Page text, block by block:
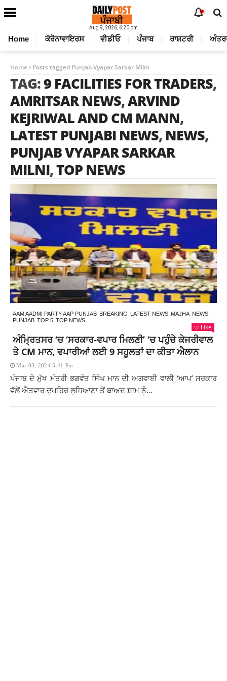
Aug 9, 2026, 6:20 pm
Home ਕੋਰੋਨਾਵਾਇਰਸ ਵੀਡੀਓ ਪੰਜਾਬ ਰਾਸ਼ਟਰੀ
Home Posts tagged Punjab Vyapar Sarkar Milni
TAG:9 FACILITIES FOR TRADERS,
AMRITSAR NEWS,ARVIND
KEJRIWAL AND CM MANN,
LATEST PUNJABI NEWS, NEWS,
PUNJAB VYAPAR SARKAR
MILNI,TOP NEWS
AAM AADMI PARTY AAP PUNJAB BREAKING LATEST NEWS MAJHA NEWS
PUNJAB TOP 5 TOP NEWS
Like
ਅੰਮ੍ਰਿਤਸਰ ‘ਚ ‘ਸਰਕਾਰ-ਵਪਾਰ ਮਿਲਣੀ’ ‘ਚ ਪਹੁੰਚੇ ਕੇਜਰੀਵਾਲ
ਤੇ CM ਮਾਨ, ਵਪਾਰੀਆਂ ਲਈ 9 ਸਹੂਲਤਾਂ ਦਾ ਕੀਤਾ ਐਲਾਨ
Mar 03, 2024 5:41 Pm
ਪੰਜਾਬ ਦੇ ਮੁੱਖ ਮੰਤਰੀ ਭਗਵੰਤ ਸਿੰਘ ਮਾਨ ਦੀ ਅਗਵਾਈ ਵਾਲੀ ‘ਆਪ’ ਸਰਕਾਰ
ਵੱਲੋਂ ਐਤਵਾਰ ਦੁਪਹਿਰ ਲੁਧਿਆਣਾ ਤੋਂ ਬਾਅਦ ਸ਼ਾਮ ਨੂੰ...